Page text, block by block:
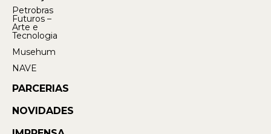
Petrobras
Futuros –
Arte e
Tecnologia
Musehum
NAVE
PARCERIAS
NOVIDADES